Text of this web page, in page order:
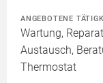
ANGEBOTENE
Wartung,
Austausch,
Thermostat